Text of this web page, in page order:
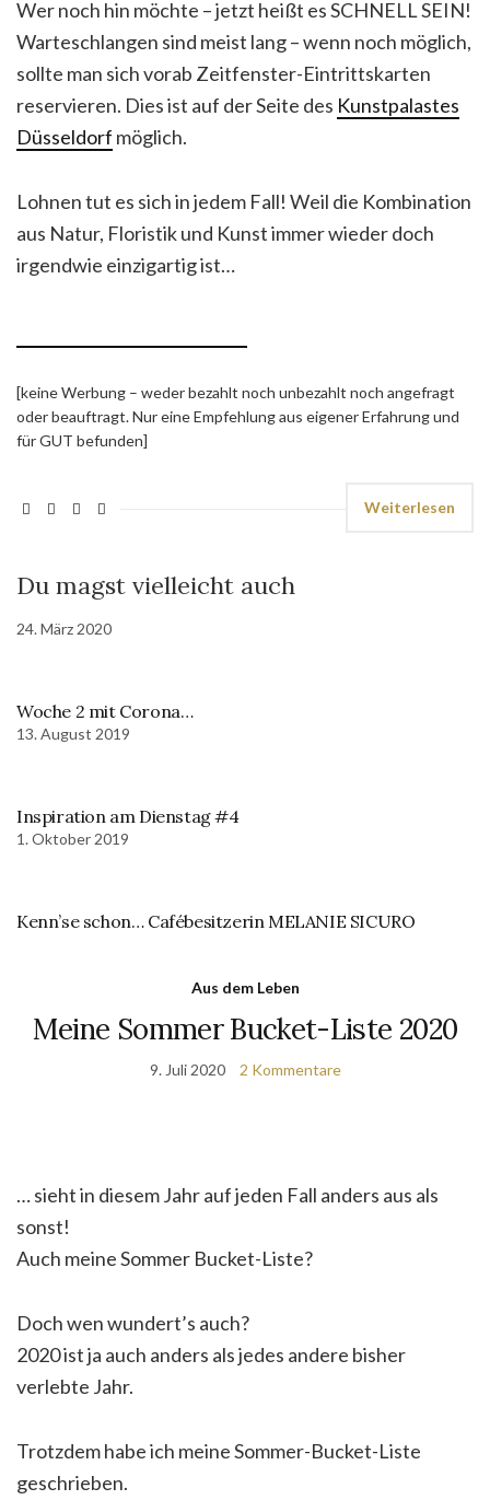
Wer noch hin möchte – jetzt heißt es SCHNELL SEIN!
Warteschlangen sind meist lang – wenn noch möglich,
sollte man sich vorab Zeitfenster-Eintrittskarten
reservieren. Dies ist auf der Seite des Kunstpalastes
Düsseldorf möglich.
Lohnen tut es sich in jedem Fall! Weil die Kombination
aus Natur, Floristik und Kunst immer wieder doch
irgendwie einzigartig ist…
[keine Werbung – weder bezahlt noch unbezahlt noch angefragt
oder beauftragt. Nur eine Empfehlung aus eigener Erfahrung und
für GUT befunden]
Weiterlesen
Du magst vielleicht auch
24. März 2020
Woche 2 mit Corona…
13. August 2019
Inspiration am Dienstag #4
1. Oktober 2019
Kenn’se schon… Cafébesitzerin MELANIE SICURO
Aus dem Leben
Meine Sommer Bucket-Liste 2020
9. Juli 2020 2 Kommentare
… sieht in diesem Jahr auf jeden Fall anders aus als
sonst!
Auch meine Sommer Bucket-Liste?
Doch wen wundert’s auch?
2020 ist ja auch anders als jedes andere bisher
verlebte Jahr.
Trotzdem habe ich meine Sommer-Bucket-Liste
geschrieben.